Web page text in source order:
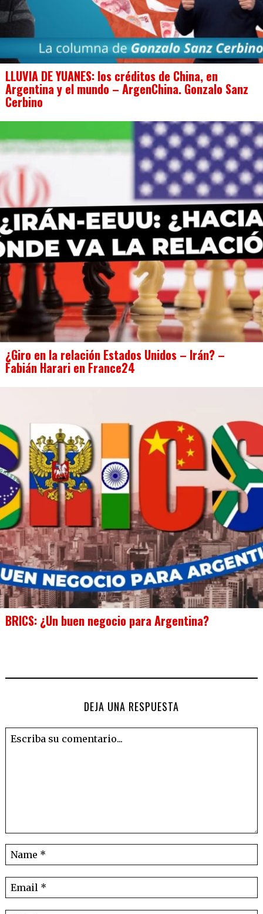
LLUVIA DE YUANES: los créditos de China, en
Argentina y el mundo – ArgenChina. Gonzalo Sanz
Cerbino
¿Giro en la relación Estados Unidos – Irán? –
Fabián Harari en France24
BRICS: ¿Un buen negocio para Argentina?
DEJA UNA RESPUESTA